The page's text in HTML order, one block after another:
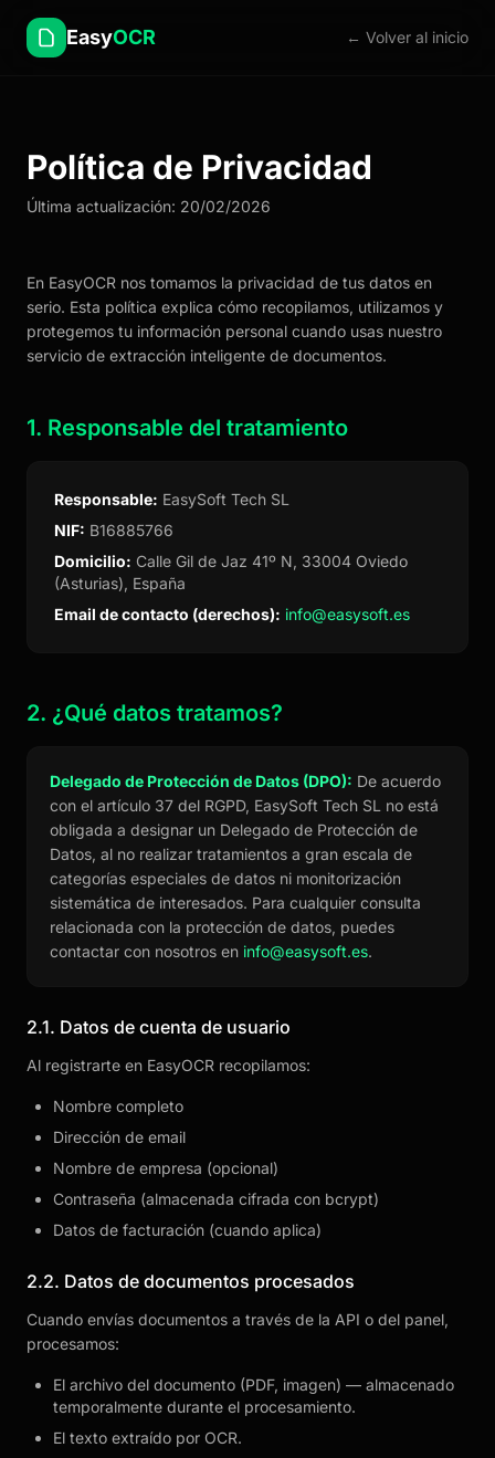
EasyOCR ← Volver al inicio
Política de Privacidad
Última actualización: 20/02/2026
En EasyOCR nos tomamos la privacidad de tus datos en
serio. Esta política explica cómo recopilamos, utilizamos y
protegemos tu información personal cuando usas nuestro
servicio de extracción inteligente de documentos.
1. Responsable del tratamiento
Responsable: EasySoft Tech SL
NIF: B16885766
Domicilio: Calle Gil de Jaz 41º N, 33004 Oviedo
(Asturias), España
Email de contacto (derechos): info@easysoft.es
2. ¿Qué datos tratamos?
Delegado de Protección de Datos (DPO): De acuerdo
con el artículo 37 del RGPD, EasySoft Tech SL no está
obligada a designar un Delegado de Protección de
Datos, al no realizar tratamientos a gran escala de
categorías especiales de datos ni monitorización
sistemática de interesados. Para cualquier consulta
relacionada con la protección de datos, puedes
contactar con nosotros en info@easysoft.es.
2.1. Datos de cuenta de usuario
Al registrarte en EasyOCR recopilamos:
Nombre completo
Dirección de email
Nombre de empresa (opcional)
Contraseña (almacenada cifrada con bcrypt)
Datos de facturación (cuando aplica)
2.2. Datos de documentos procesados
Cuando envías documentos a través de la API o del panel,
procesamos:
El archivo del documento (PDF, imagen) — almacenado
temporalmente durante el procesamiento.
El texto extraído por OCR.